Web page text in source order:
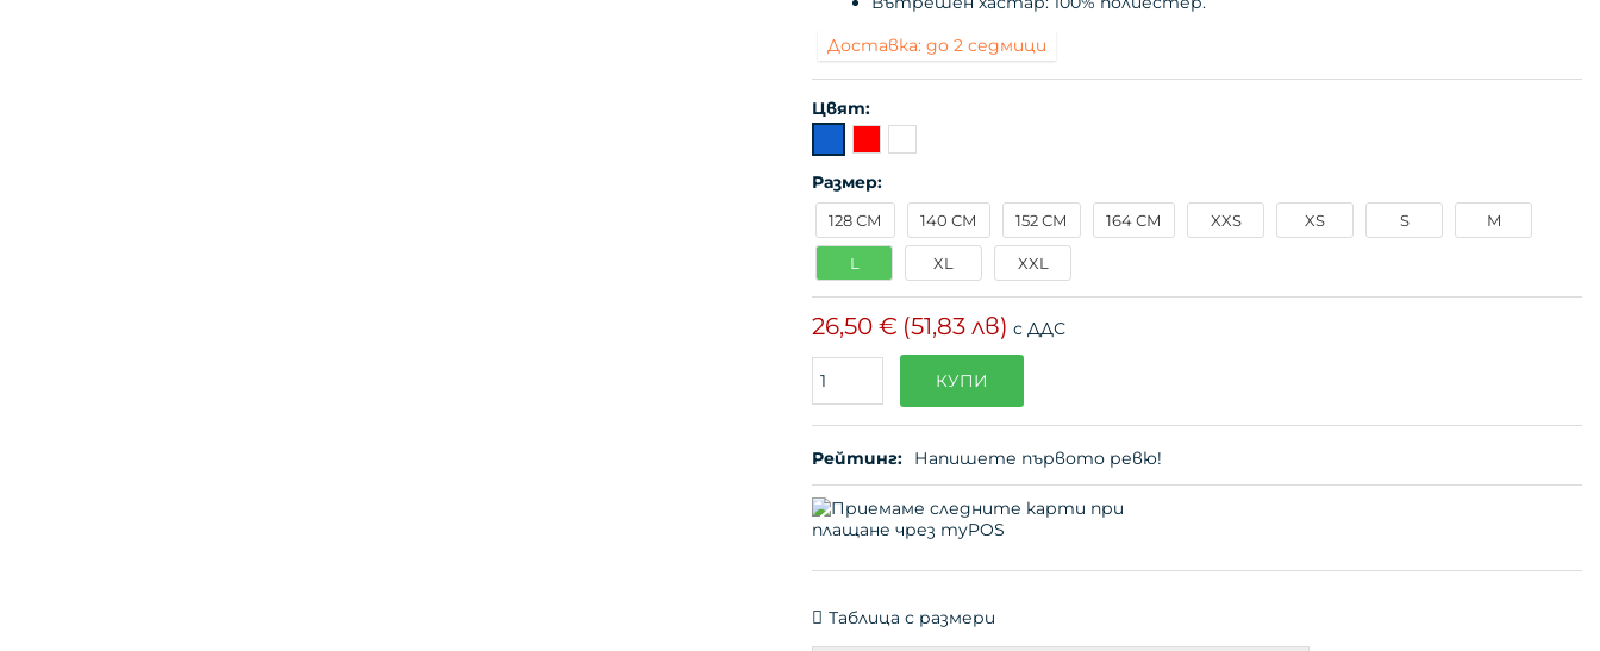
Доставка: до 2 седмици
Цвят:
Размер:
128 СМ 140 СМ 152 СМ 164 СМ XXS XS S M
L XL XXL
26,50 € (51,83 лв) с ДДС
Поръчайте
(бр.)
КУПИ
Рейтинг: Напишете първото ревю!
Таблица с размери